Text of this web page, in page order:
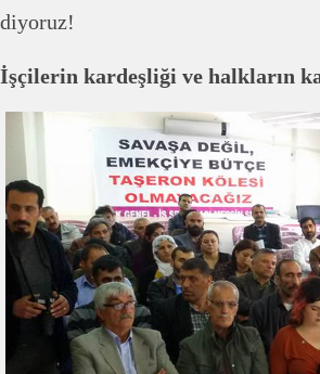
diyoruz!
İşçilerin kardeşliği ve halkların